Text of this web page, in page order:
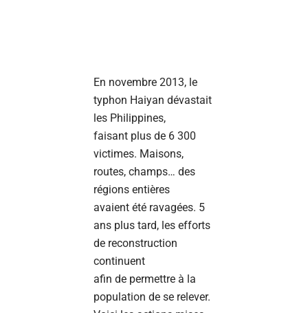
En novembre 2013, le
typhon Haiyan dévastait
les Philippines,
faisant plus de 6 300
victimes. Maisons,
routes, champs… des
régions entières
avaient été ravagées. 5
ans plus tard, les efforts
de reconstruction
continuent
afin de permettre à la
population de se relever.